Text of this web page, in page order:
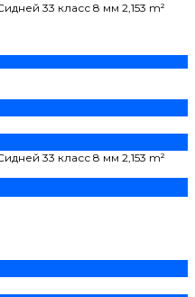
33 класс 8 мм 2,153 m²
33 класс 8 мм 2,153 m²